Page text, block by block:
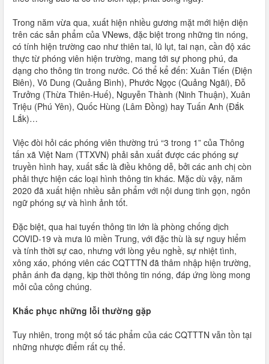
Trong năm vừa qua, xuất hiện nhiều gương mặt mới hiện diện
trên các sản phẩm của VNews, đặc biệt trong những tin nóng,
có tính hiện trường cao như thiên tai, lũ lụt, tai nạn, cần độ xác
thực từ phóng viên hiện trường, mang tới sự phong phú, đa
dạng cho thông tin trong nước. Có thể kể đến: Xuân Tiến (Điện
Biên), Võ Dung (Quảng Bình), Phước Ngọc (Quảng Ngãi), Đỗ
Trưởng (Thừa Thiên-Huế), Nguyễn Thành (Ninh Thuận), Xuân
Triệu (Phú Yên), Quốc Hùng (Lâm Đồng) hay Tuấn Anh (Đắk
Lắk)…
Việc đòi hỏi các phóng viên thường trú “3 trong 1” của Thông
tấn xã Việt Nam (TTXVN) phải sản xuất được các phóng sự
truyền hình hay, xuất sắc là điều không dễ, bởi các anh chị còn
phải thực hiện các loại hình thông tin khác. Mặc dù vậy, năm
2020 đã xuất hiện nhiều sản phẩm với nội dung tinh gọn, ngôn
ngữ phóng sự và hình ảnh tốt.
Đặc biệt, qua hai tuyến thông tin lớn là phòng chống dịch
COVID-19 và mưa lũ miền Trung, với đặc thù là sự nguy hiểm
và tính thời sự cao, nhưng với lòng yêu nghề, sự nhiệt tình,
xông xáo, phóng viên các CQTTTN đã thâm nhập hiện trường,
phản ánh đa dạng, kịp thời thông tin nóng, đáp ứng lòng mong
mỏi của công chúng.
Khắc phục những lỗi thường gặp
Tuy nhiên, trong một số tác phẩm của các CQTTTN vẫn tồn tại
những nhược điểm rất cụ thể.